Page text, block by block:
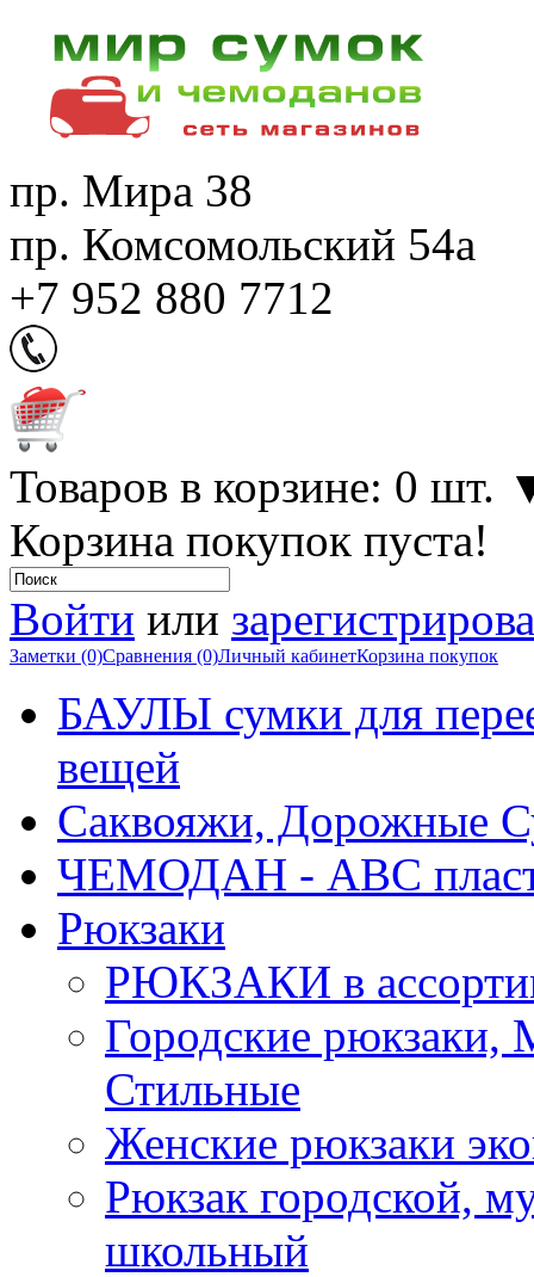
пр. Мира 38
пр. Комсомольский 54а
+7 952 880 7712
Товаров в корзине: 0 шт.
Корзина покупок пуста!
Войти или
Заметки (0)Сравнения (0)Личный кабинетКорзина покупок
БАУЛЫ сумки для
вещей
Саквояжи, Дорожные
ЧЕМОДАН - АВС
Рюкзаки
РЮКЗАКИ в
Городские
Стильные
Женские рюкзаки
Рюкзак городской,
школьный